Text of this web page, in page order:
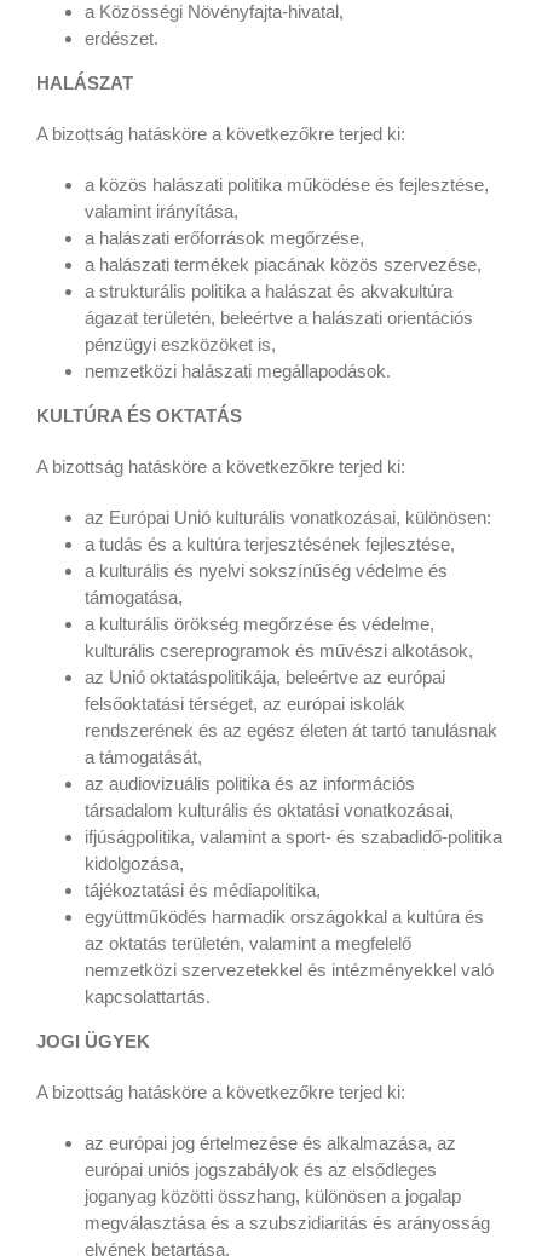
a Közösségi Növényfajta-hivatal,
erdészet.
HALÁSZAT
A bizottság hatásköre a következőkre terjed ki:
a közös halászati politika működése és fejlesztése,
valamint irányítása,
a halászati erőforrások megőrzése,
a halászati termékek piacának közös szervezése,
a strukturális politika a halászat és akvakultúra
ágazat területén, beleértve a halászati orientációs
pénzügyi eszközöket is,
nemzetközi halászati megállapodások.
KULTÚRA ÉS OKTATÁS
A bizottság hatásköre a következőkre terjed ki:
az Európai Unió kulturális vonatkozásai, különösen:
a tudás és a kultúra terjesztésének fejlesztése,
a kulturális és nyelvi sokszínűség védelme és
támogatása,
a kulturális örökség megőrzése és védelme,
kulturális csereprogramok és művészi alkotások,
az Unió oktatáspolitikája, beleértve az európai
felsőoktatási térséget, az európai iskolák
rendszerének és az egész életen át tartó tanulásnak
a támogatását,
az audiovizuális politika és az információs
társadalom kulturális és oktatási vonatkozásai,
ifjúságpolitika, valamint a sport- és szabadidő-politika
kidolgozása,
tájékoztatási és médiapolitika,
együttműködés harmadik országokkal a kultúra és
az oktatás területén, valamint a megfelelő
nemzetközi szervezetekkel és intézményekkel való
kapcsolattartás.
JOGI ÜGYEK
A bizottság hatásköre a következőkre terjed ki:
az európai jog értelmezése és alkalmazása, az
európai uniós jogszabályok és az elsődleges
joganyag közötti összhang, különösen a jogalap
megválasztása és a szubszidiaritás és arányosság
elvének betartása,